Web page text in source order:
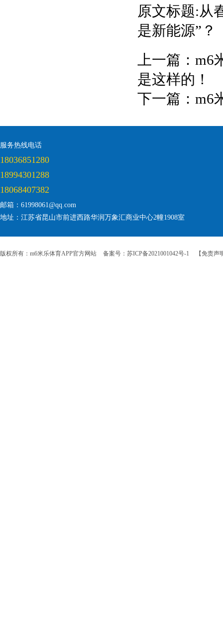
原文标题:从
是新能源”？
上一篇： m6
是这样的！
下一篇： m6
服务热线电话
18036851280
18994301288
18068407382
邮箱：61998061@qq.com
地址：江苏省昆山市前进西路华润万象汇商业中心2幢1908室
版权所有：m6米乐体育APP官方网站 备案号：苏ICP备2021001042号-1 【免责声